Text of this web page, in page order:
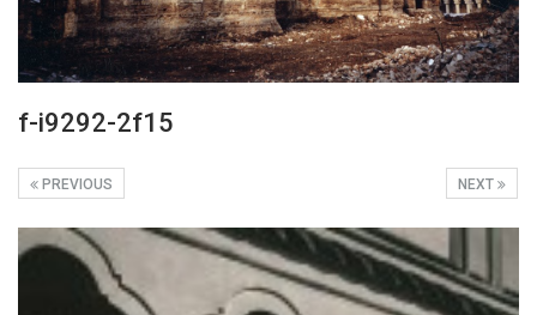
f-i9292-2f15
NEXT
PREVIOUS